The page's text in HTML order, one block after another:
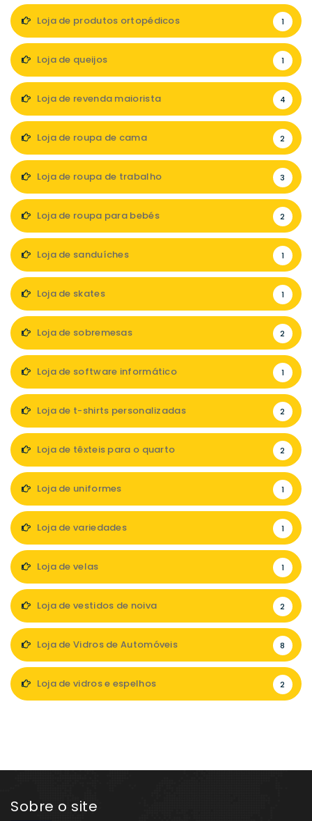
Loja de produtos ortopédicos 1
Loja de queijos 1
Loja de revenda maiorista 4
Loja de roupa de cama 2
Loja de roupa de trabalho 3
Loja de roupa para bebés 2
Loja de sanduíches 1
Loja de skates 1
Loja de sobremesas 2
Loja de software informático 1
Loja de t-shirts personalizadas 2
Loja de têxteis para o quarto 2
Loja de uniformes 1
Loja de variedades 1
Loja de velas 1
Loja de vestidos de noiva 2
Loja de Vidros de Automóveis 8
Loja de vidros e espelhos 2
Sobre o site